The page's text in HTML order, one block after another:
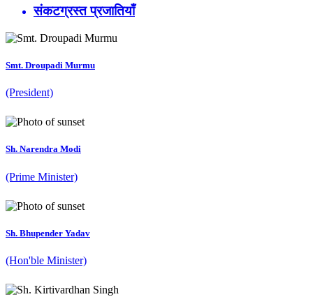
संकटग्रस्त प्रजातियाँ
Smt. Droupadi Murmu
(President)
Sh. Narendra Modi
(Prime Minister)
Sh. Bhupender Yadav
(Hon'ble Minister)